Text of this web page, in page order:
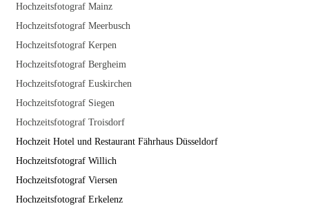
Hochzeitsfotograf Mainz
Hochzeitsfotograf Meerbusch
Hochzeitsfotograf Kerpen
Hochzeitsfotograf Bergheim
Hochzeitsfotograf Euskirchen
Hochzeitsfotograf Siegen
Hochzeitsfotograf Troisdorf
Hochzeit Hotel und Restaurant Fährhaus Düsseldorf
Hochzeitsfotograf Willich
Hochzeitsfotograf Viersen
Hochzeitsfotograf Erkelenz